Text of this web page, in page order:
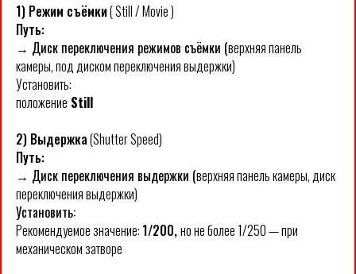
1) Режим съёмки( Still / Movie )
Путь:
→ Диск переключения режимов съёмки (верхняя панель
камеры, под диском переключения выдержки)
Установить:
положение Still
2) Выдержка(Shutter Speed)
Путь:
→ Диск переключения выдержки (верхняя панель камеры, диск
переключения выдержки)
Установить:
Рекомендуемое значение: 1/200,но не более 1/250 — при
механическом затворе